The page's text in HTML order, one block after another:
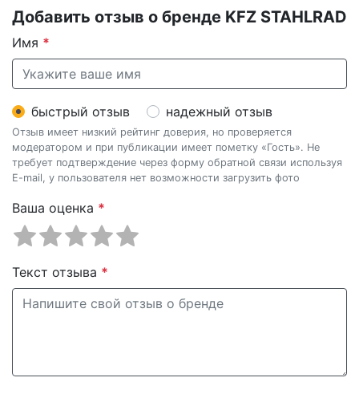
Добавить отзыв о бренде KFZ STAHLRAD
Имя *
быстрый отзыв надежный отзыв
Отзыв имеет низкий рейтинг доверия, но проверяется
модератором и при публикации имеет пометку «Гость». Не
требует подтверждение через форму обратной связи используя
E-mail, у пользователя нет возможности загрузить фото
Ваша оценка *
Текст отзыва *